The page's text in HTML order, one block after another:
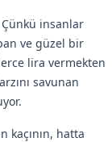
insanlar
ve güzel bir
lira vermekten
savunan
kaçının, hatta